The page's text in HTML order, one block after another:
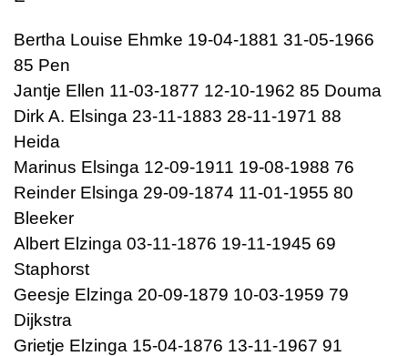
Bertha Louise Ehmke 19-04-1881 31-05-1966
85 Pen
Jantje Ellen 11-03-1877 12-10-1962 85 Douma
Dirk A. Elsinga 23-11-1883 28-11-1971 88
Heida
Marinus Elsinga 12-09-1911 19-08-1988 76
Reinder Elsinga 29-09-1874 11-01-1955 80
Bleeker
Albert Elzinga 03-11-1876 19-11-1945 69
Staphorst
Geesje Elzinga 20-09-1879 10-03-1959 79
Dijkstra
Grietje Elzinga 15-04-1876 13-11-1967 91